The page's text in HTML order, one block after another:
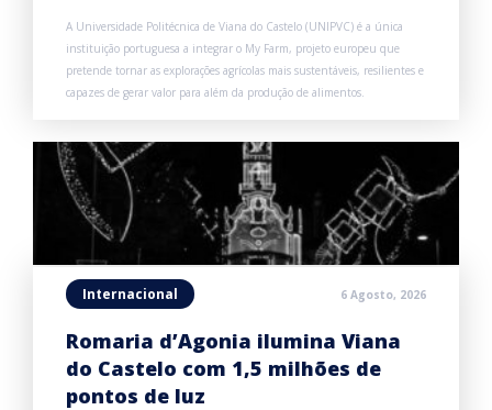
A Universidade Politécnica de Viana do Castelo (UNIPVC) é a única
instituição portuguesa a integrar o My Farm, projeto europeu que
pretende tornar as explorações agrícolas mais sustentáveis, resilientes e
capazes de gerar valor para além da produção de alimentos.
Internacional 6 Agosto, 2026
Romaria d’Agonia ilumina Viana
do Castelo com 1,5 milhões de
pontos de luz